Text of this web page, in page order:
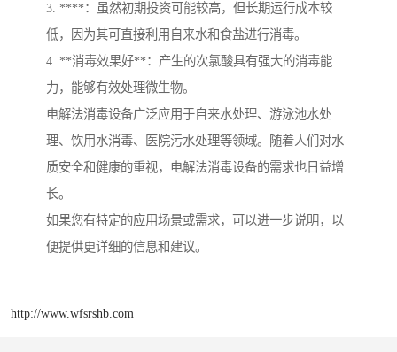
3. ****：虽然初期投资可能较高，但长期运行成本较
低，因为其可直接利用自来水和食盐进行消毒。
4. **消毒效果好**：产生的次氯酸具有强大的消毒能
力，能够有效处理微生物。
电解法消毒设备广泛应用于自来水处理、游泳池水处
理、饮用水消毒、医院污水处理等领域。随着人们对水
质安全和健康的重视，电解法消毒设备的需求也日益增
长。
如果您有特定的应用场景或需求，可以进一步说明，以
便提供更详细的信息和建议。
http://www.wfsrshb.com